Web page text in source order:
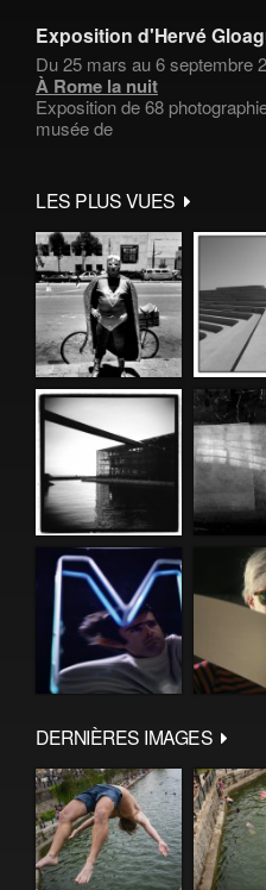
Exposition d'Hervé
Du 25 mars au 6 septembre
À Rome la nuit
Exposition de 68
musée de
LES PLUS VUES
DERNIÈRES IMAGES